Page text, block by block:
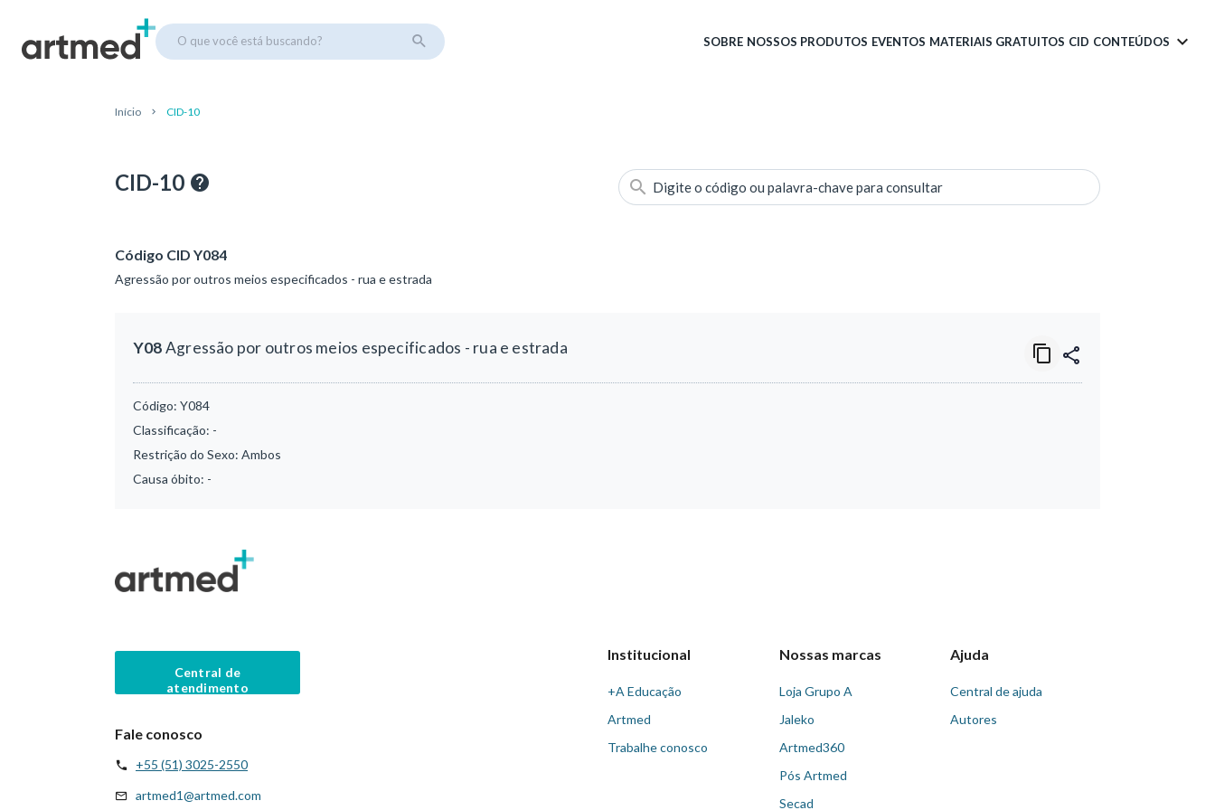
O que você está buscando? SOBRE NOSSOS PRODUTOS EVENTOS MATERIAIS GRATUITOS CID CONTEÚDOS
Início CID-10
CID-10 Digite o código ou palavra-chave para consultar
Código CID Y084
Agressão por outros meios especificados - rua e estrada
Y08Agressão por outros meios especificados - rua e estrada
Código: Y084
Classificação: -
Restrição do Sexo: Ambos
Causa óbito: -
Central de
atendimento
Fale conosco
+55 (51) 3025-2550
artmed1@artmed.com
Institucional
+A Educação
Artmed
Trabalhe conosco
Nossas marcas
Loja Grupo A
Jaleko
Artmed360
Pós Artmed
Secad
Ajuda
Central de ajuda
Autores